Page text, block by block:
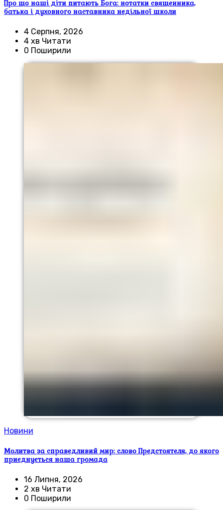
Про що наші діти питають Бога: нотатки священника,
батька і духовного наставника недільної школи
4 Серпня, 2026
4 хв Читати
0 Поширили
Новини
Молитва за справедливий мир: слово Предстоятеля, до якого
приєднується наша громада
16 Липня, 2026
2 хв Читати
0 Поширили